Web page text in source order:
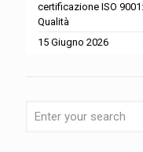
certificazione ISO
Qualità
15 Giugno 2026